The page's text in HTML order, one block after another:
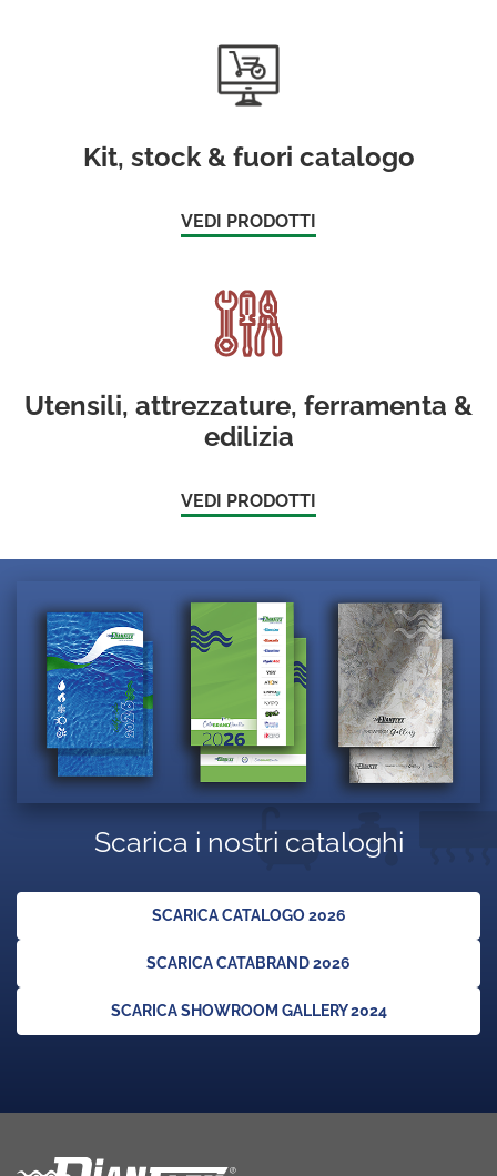
Kit, stock & fuori catalogo
VEDI PRODOTTI
Utensili, attrezzature, ferramenta &
edilizia
VEDI PRODOTTI
Scarica i nostri cataloghi
SCARICA CATALOGO 2026
SCARICA CATABRAND 2026
SCARICA SHOWROOM GALLERY 2024